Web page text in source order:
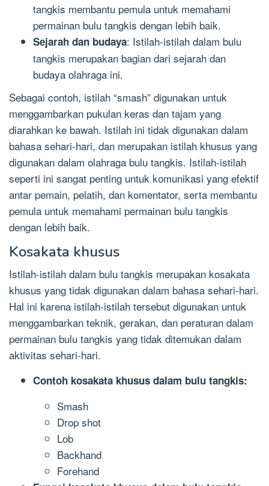
tangkis membantu pemula untuk memahami
permainan bulu tangkis dengan lebih baik.
Sejarah dan budaya: Istilah-istilah dalam bulu
tangkis merupakan bagian dari sejarah dan
budaya olahraga ini.
Sebagai contoh, istilah “smash” digunakan untuk
menggambarkan pukulan keras dan tajam yang
diarahkan ke bawah. Istilah ini tidak digunakan dalam
bahasa sehari-hari, dan merupakan istilah khusus yang
digunakan dalam olahraga bulu tangkis. Istilah-istilah
seperti ini sangat penting untuk komunikasi yang efektif
antar pemain, pelatih, dan komentator, serta membantu
pemula untuk memahami permainan bulu tangkis
dengan lebih baik.
Kosakata khusus
Istilah-istilah dalam bulu tangkis merupakan kosakata
khusus yang tidak digunakan dalam bahasa sehari-hari.
Hal ini karena istilah-istilah tersebut digunakan untuk
menggambarkan teknik, gerakan, dan peraturan dalam
permainan bulu tangkis yang tidak ditemukan dalam
aktivitas sehari-hari.
Contoh kosakata khusus dalam bulu tangkis:
Smash
Drop shot
Lob
Backhand
Forehand